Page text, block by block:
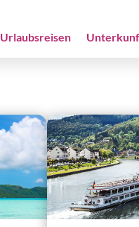
Urlaubsreisen